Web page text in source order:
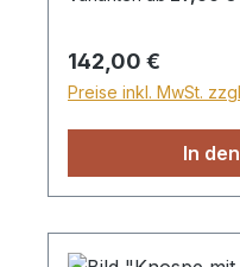
Versand ins
Sperrgutzuschlag
Regulärer Preis:
142,00 €
Preise inkl. MwSt.
In